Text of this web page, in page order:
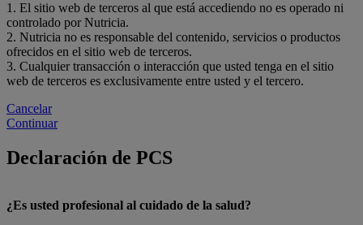
1. El sitio web de terceros al que está accediendo no es operado ni
controlado por Nutricia.
2. Nutricia no es responsable del contenido, servicios o productos
ofrecidos en el sitio web de terceros.
3. Cualquier transacción o interacción que usted tenga en el sitio
web de terceros es exclusivamente entre usted y el tercero.
Cancelar
Continuar
Declaración de PCS
¿Es usted profesional al cuidado de la salud?